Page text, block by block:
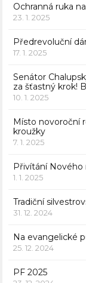
Ochranná ruka
23. 1. 2025
Předrevoluční
17. 1. 2025
Senátor
za šťastný krok!
10. 1. 2025
Místo novoroční
kroužky
7. 1. 2025
Přivítání
1. 1. 2025
Tradiční
31. 12. 2024
Na evangelické
25. 12. 2024
PF 2025